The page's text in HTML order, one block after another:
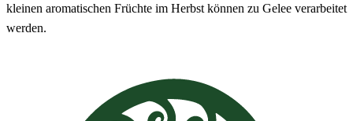
kleinen aromatischen Früchte im Herbst können zu Gelee verarbeitet
werden.